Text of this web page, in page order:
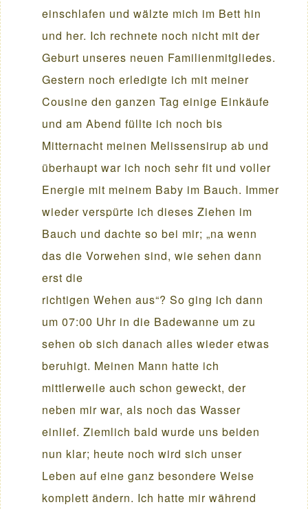
einschlafen und wälzte mich im Bett hin
und her. Ich rechnete noch nicht mit der
Geburt unseres neuen Familienmitgliedes.
Gestern noch erledigte ich mit meiner
Cousine den ganzen Tag einige Einkäufe
und am Abend füllte ich noch bis
Mitternacht meinen Melissensirup ab und
überhaupt war ich noch sehr fit und voller
Energie mit meinem Baby im Bauch. Immer
wieder verspürte ich dieses Ziehen im
Bauch und dachte so bei mir; „na wenn
das die Vorwehen sind, wie sehen dann
erst die
richtigen Wehen aus“? So ging ich dann
um 07:00 Uhr in die Badewanne um zu
sehen ob sich danach alles wieder etwas
beruhigt. Meinen Mann hatte ich
mittlerweile auch schon geweckt, der
neben mir war, als noch das Wasser
einlief. Ziemlich bald wurde uns beiden
nun klar; heute noch wird sich unser
Leben auf eine ganz besondere Weise
komplett ändern. Ich hatte mir während